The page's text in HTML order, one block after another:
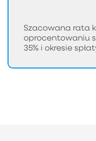
Szacowana rata
oprocentowaniu
35% i okresie